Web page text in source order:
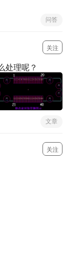
问答
关注
处理呢？
文章
关注